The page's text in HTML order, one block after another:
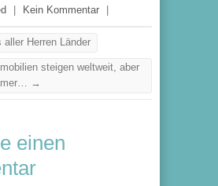
Kein Kommentar
aller Herren Länder
steigen weltweit, aber
→
einen